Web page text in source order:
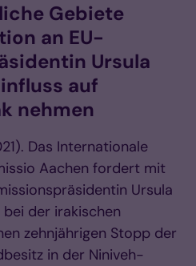
Gebiete
an EU-
Ursula
auf
nehmen
Das Internationale
Aachen fordert mit
Ursula
der irakischen
zehnjährigen Stopp der
in der Niniveh-